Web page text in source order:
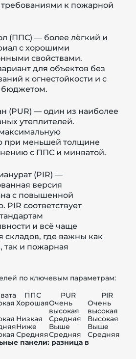
к пожарной
(ППС) — более лёгкий и
с хорошими
свойствами.
для объектов без
к огнестойкости и с
(PUR) — один из наиболее
утеплителей.
при меньшей толщине
с ППС и минватой.
(PIR) —
версия
с повышенной
PIR соответствует
и всё чаще
складов, где важны как
так и пожарная
по ключевым параметрам:
ППС PUR
PIR
ХорошаяОчень
высокая
Очень
высокая
Низкая Средняя
Высокая
Ниже Выше
Выше
СредняяСредняя
Средняя
панели: разница в